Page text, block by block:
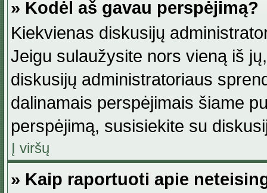
» Kodėl aš gavau perspėjimą?
Kiekvienas diskusijų
Jeigu sulaužysite nors vieną iš
diskusijų administratoriaus
dalinamais perspėjimais šiame
perspėjimą, susisiekite su
Į viršų
» Kaip raportuoti apie